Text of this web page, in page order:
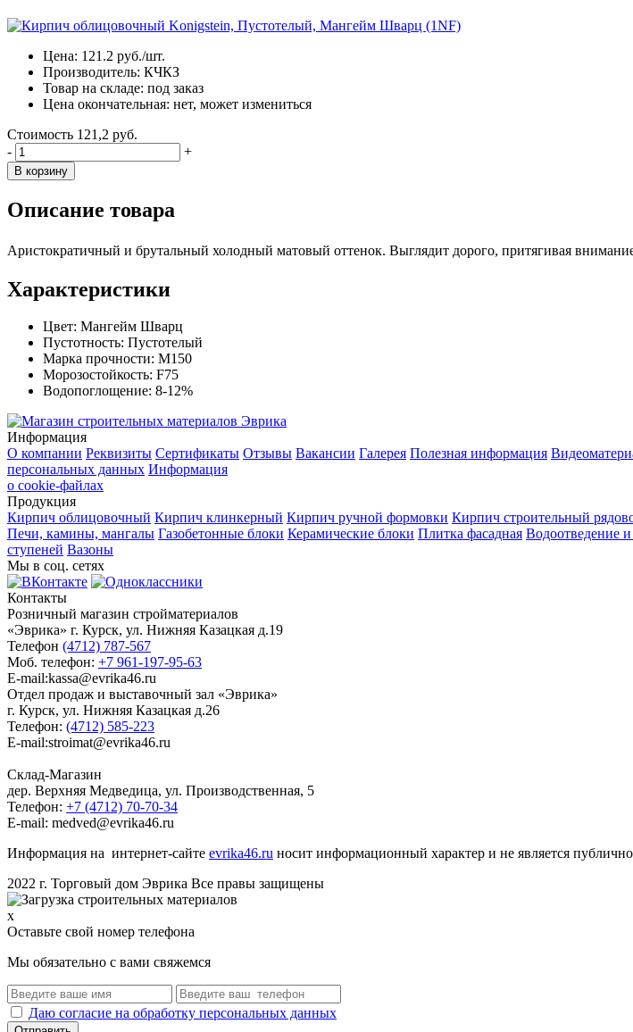
Цена: 121.2 руб./шт.
Производитель: КЧКЗ
Товар на складе: под заказ
Цена окончательная: нет, может измениться
Стоимость 121,2 руб.
-
+
В корзину
Описание товара
Аристократичный и брутальный холодный матовый оттенок. Выглядит дорого, притягивая
Характеристики
Цвет: Мангейм Шварц
Пустотность: Пустотелый
Марка прочности: М150
Морозостойкость: F75
Водопоглощение: 8-12%
Информация
О компании Реквизиты Сертификаты Отзывы Вакансии Галерея Полезная информация
персональных данных Информация
о cookie-файлах
Продукция
Кирпич облицовочный Кирпич клинкерный Кирпич ручной формовки Кирпич строительный
Печи, камины, мангалы Газобетонные блоки Керамические блоки Плитка фасадная Водоотведение
ступеней Вазоны
Мы в соц. сетях
Контакты
Розничный магазин стройматериалов
«Эврика» г. Курск, ул. Нижняя Казацкая д.19
Телефон (4712) 787-567
Моб. телефон: +7 961-197-95-63
E-mail:kassa@evrika46.ru
Отдел продаж и выставочный зал «Эврика»
г. Курск, ул. Нижняя Казацкая д.26
Телефон: (4712) 585-223
E-mail:stroimat@evrika46.ru
Склад-Магазин
дер. Верхняя Медведица, ул. Производственная, 5
Телефон: +7 (4712) 70-70-34
E-mail: medved@evrika46.ru
Информация на интернет-сайте evrika46.ru носит информационный характер и не является
2022 г. Торговый дом Эврика Все правы защищены
x
Оставьте свой номер телефона
Мы обязательно с вами свяжемся
Даю согласие на обработку персональных данных